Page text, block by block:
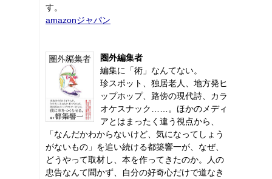
す。
amazonジャパン
圏外編集者
編集に「術」なんてない。
珍スポット、独居老人、地方発ヒ
ップホップ、路傍の現代詩、カラ
オケスナック……。ほかのメディ
アとはまったく違う視点から、
「なんだかわからないけど、気になってしょう
がないもの」を追い続ける都築響一が、なぜ、
どうやって取材し、本を作ってきたのか。人の
忠告なんて聞かず、自分の好奇心だけで道なき